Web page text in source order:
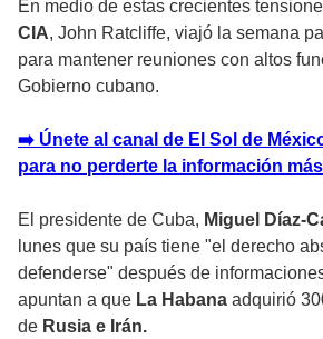
En medio de estas crecientes
CIA, John Ratcliffe, viajó la semana
para mantener reuniones con altos
Gobierno cubano.
➡️ Únete al canal de El Sol de
para no perderte la información
El presidente de Cuba, Miguel Díaz-
lunes que su país tiene "el derecho
defenderse" después de
apuntan a que La Habana adquirió
de Rusia e Irán.